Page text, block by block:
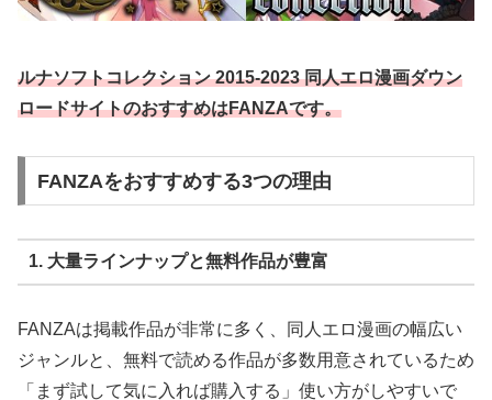
ルナソフトコレクション 2015-2023 同人エロ漫画ダウン
ロードサイトのおすすめはFANZAです。
FANZAをおすすめする3つの理由
1. 大量ラインナップと無料作品が豊富
FANZAは掲載作品が非常に多く、同人エロ漫画の幅広い
ジャンルと、無料で読める作品が多数用意されているため
「まず試して気に入れば購入する」使い方がしやすいで